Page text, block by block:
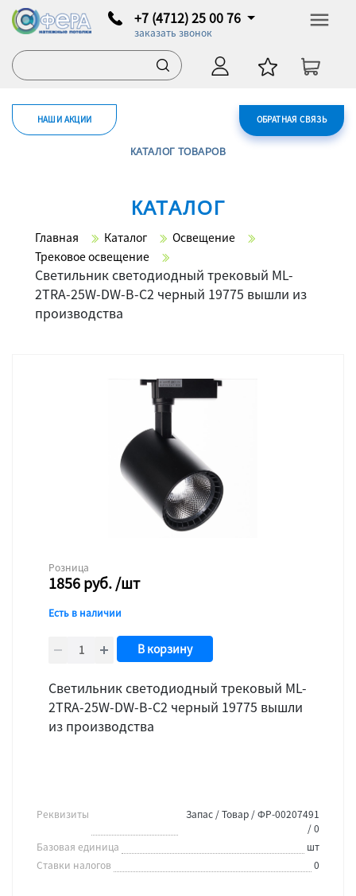
+7 (4712) 25 00 76
заказать звонок
ОБРАТНАЯ СВЯЗЬ
НАШИ АКЦИИ
КАТАЛОГ ТОВАРОВ
КАТАЛОГ
Главная Каталог
Освещение
Трековое освещение
Светильник светодиодный трековый ML-
2TRA-25W-DW-B-C2 черный 19775 вышли из
производства
Розница
1856руб./шт
Есть в наличии
В корзину
Светильник светодиодный трековый ML-
2TRA-25W-DW-B-C2 черный 19775 вышли
из производства
Реквизиты
Запас / Товар / ФР-00207491
/ 0
Базовая единица
шт
Ставки налогов
0